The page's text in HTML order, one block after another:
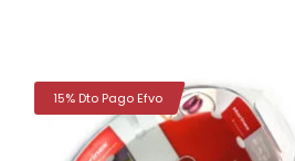
Añadir
a la
lista de
deseos
15% Dto Pago Efvo